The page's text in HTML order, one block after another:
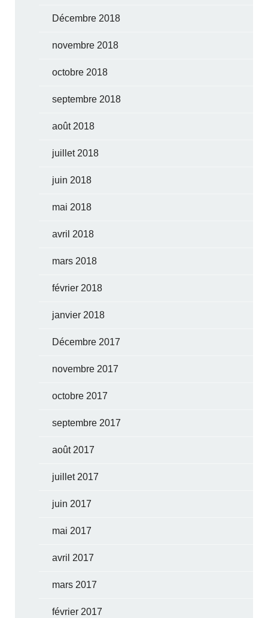
Décembre 2018
novembre 2018
octobre 2018
septembre 2018
août 2018
juillet 2018
juin 2018
mai 2018
avril 2018
mars 2018
février 2018
janvier 2018
Décembre 2017
novembre 2017
octobre 2017
septembre 2017
août 2017
juillet 2017
juin 2017
mai 2017
avril 2017
mars 2017
février 2017